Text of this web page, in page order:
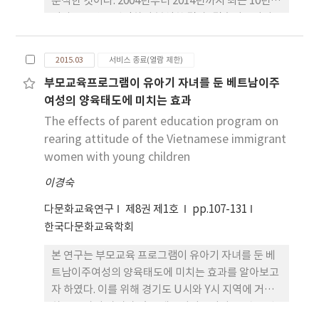
의 언어에 대한 프레임은 ‘한국어’에 대한 것과
‘자국어’에 대한 것으로 나타났다. ‘한국어’ 관
련 프레임으로는 ‘생활 적응 도구’, ‘자녀 교육 근
간’, ‘사회 진출 자원’, ‘사회 통합 조건’의 4
가지 프레임이 도출되었다. ‘자국어’ 관련 프레임
으로는 ‘제거 대상’, ‘정체성 원천’, ‘경쟁 자
원’, ‘포용 대상’의 4가지 프레임이 도출되었다.
연구 결과는 다음과 같다. 첫째, 신문 보도에서 결혼이
되고 있었다. 이는 다문화 사회가 본격화되면서 이들
의 한국어 능력이 전반적으로 향상되었으며, 자국어
능력은 사회의 중요한 자원으로 인식의 전환을 겪은
활 적응을 위한 ‘도구적 수단’에서 사회 진출을 위
한 ‘언어적 자원’으로 의미 가치가 변화되는 양상
을 확인하였다. 자국어의 경우 ‘사회 통합을 방해하
2015.03 서비스 종료(열람 제한)
부모교육프로그램이 유아기 자녀를 둔 베트남이주
여성의 양육태도에 미치는 효과
The effects of parent education program on
rearing attitude of the Vietnamese immigrant
women with young children
이경숙
다문화교육연구 제8권 제1호
pp.107-131
한국다문화교육학회
본 연구는 부모교육 프로그램이 유아기 자녀를 둔 베
트남이주여성의 양육태도에 미치는 효과를 알아보고
자 하였다. 이를 위해 경기도 U시와 Y시 지역에 거주